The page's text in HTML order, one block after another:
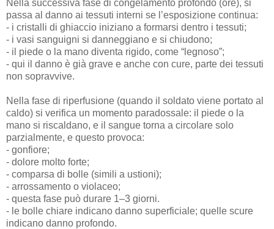
Nella successiva fase di congelamento profondo (ore), si
passa al danno ai tessuti interni se l’esposizione continua:
- i cristalli di ghiaccio iniziano a formarsi dentro i tessuti;
- i vasi sanguigni si danneggiano e si chiudono;
- il piede o la mano diventa rigido, come “legnoso”;
- qui il danno è già grave e anche con cure, parte dei tessuti
non sopravvive.
Nella fase di riperfusione (quando il soldato viene portato al
caldo) si verifica un momento paradossale: il piede o la
mano si riscaldano, e il sangue torna a circolare solo
parzialmente, e questo provoca:
- gonfiore;
- dolore molto forte;
- comparsa di bolle (simili a ustioni);
- arrossamento o violaceo;
- questa fase può durare 1–3 giorni.
- le bolle chiare indicano danno superficiale; quelle scure
indicano danno profondo.